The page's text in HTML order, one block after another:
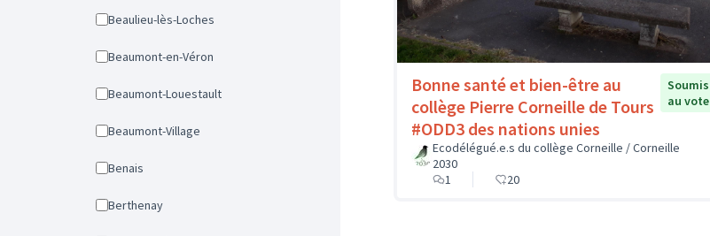
Beaulieu-lès-Loches
Beaumont-en-Véron
Beaumont-Louestault
Beaumont-Village
Benais
Berthenay
Bonne santé et bien-être au
collège Pierre Corneille de Tours
#ODD3 des nations unies
Soumis
au vote
Ecodélégué.e.s du collège Corneille / Corneille
2030
1
20